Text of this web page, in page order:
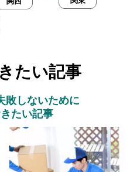
たい記事
敗しないために
たい記事